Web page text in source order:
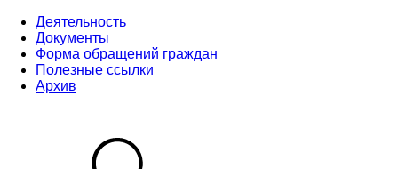
Деятельность
Документы
Форма обращений граждан
Полезные ссылки
Архив